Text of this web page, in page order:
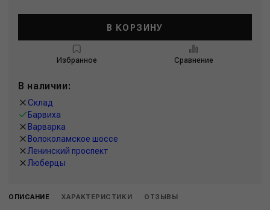
В КОРЗИНУ
Избранное Сравнение
В наличии:
Склад
Барвиха
Варварка
Волоколамское шоссе
Ленинский проспект
Люберцы
ОПИСАНИЕ ХАРАКТЕРИСТИКИ ОТЗЫВЫ